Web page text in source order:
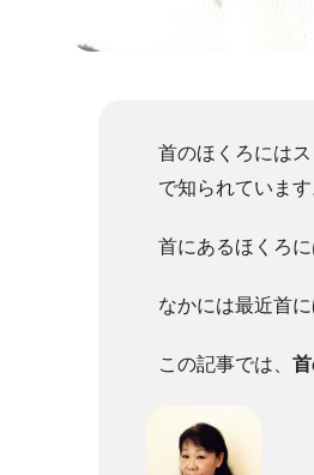
首のほくろには
で知られています
首にあるほくろ
なかには最近首
この記事では、